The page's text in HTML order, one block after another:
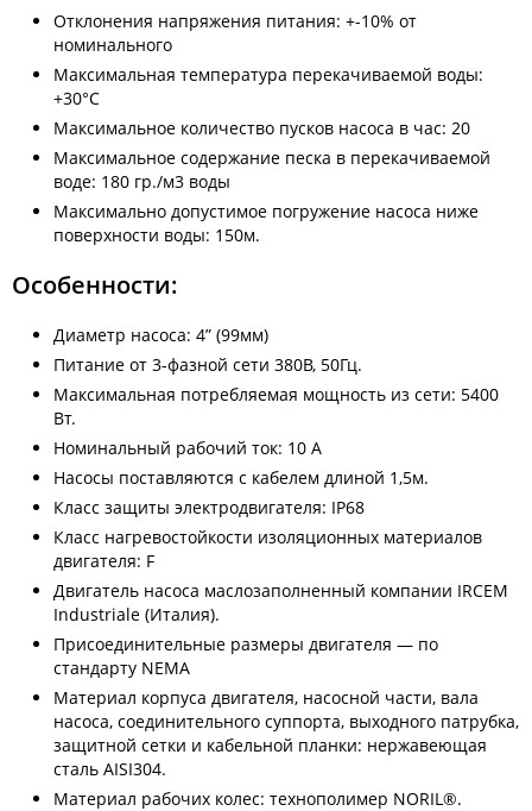
Отклонения напряжения питания: +-10% от
номинального
Максимальная температура перекачиваемой воды:
+30°С
Максимальное количество пусков насоса в час: 20
Максимальное содержание песка в перекачиваемой
воде: 180 гр./м3 воды
Максимально допустимое погружение насоса ниже
поверхности воды: 150м.
Особенности:
Диаметр насоса: 4” (99мм)
Питание от 3-фазной сети 380В, 50Гц.
Максимальная потребляемая мощность из сети: 5400
Вт.
Номинальный рабочий ток: 10 А
Насосы поставляются с кабелем длиной 1,5м.
Класс защиты электродвигателя: IP68
Класс нагревостойкости изоляционных материалов
двигателя: F
Двигатель насоса маслозаполненный компании IRCEM
Industriale (Италия).
Присоединительные размеры двигателя — по
стандарту NEMA
Материал корпуса двигателя, насосной части, вала
насоса, соединительного суппорта, выходного патрубка,
защитной сетки и кабельной планки: нержавеющая
сталь AISI304.
Материал рабочих колес: технополимер NORIL®.